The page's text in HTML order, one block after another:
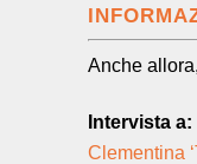
Anche
Intervista a:
Clementina